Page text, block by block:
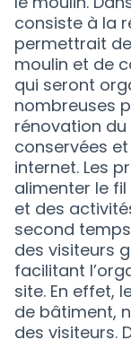
consiste à la
permettrait
moulin et de
qui seront
nombreuses
rénovation
conservées
internet. Les
alimenter le
et des
second
des visiteurs
facilitant
site. En effet,
de bâtiment,
des visiteurs.